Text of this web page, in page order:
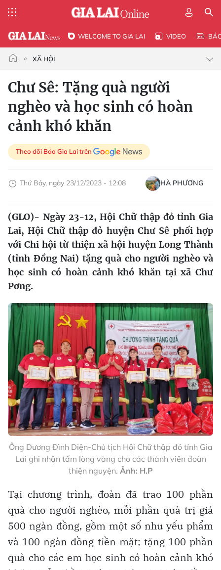
WELCOME TO GIA LAI VIDEO
XÃ HỘI
Chư Sê: Tặng quà người
nghèo và học sinh có hoàn
cảnh khó khăn
Theo dõi Báo Gia Lai trên
Thứ Bảy, ngày 23/12/2023 - 12:08 HÀ PHƯƠNG
(GLO)- Ngày 23-12, Hội Chữ thập đỏ tỉnh Gia
Lai, Hội Chữ thập đỏ huyện Chư Sê phối hợp
với Chi hội từ thiện xã hội huyện Long Thành
(tỉnh Đồng Nai) tặng quà cho người nghèo và
học sinh có hoàn cảnh khó khăn tại xã Chư
Pơng.
Ông Dương Đình Diện-Chủ tịch Hội Chữ thập đỏ tỉnh Gia
Lai ghi nhận tấm lòng vàng cho các thành viên đoàn
thiện nguyện. Ảnh: H.P
Tại chương trình, đoàn đã trao 100 phần
quà cho người nghèo, mỗi phần quà trị giá
500 ngàn đồng, gồm một số nhu yếu phẩm
và 100 ngàn đồng tiền mặt; tặng 100 phần
quà cho các em học sinh có hoàn cảnh khó